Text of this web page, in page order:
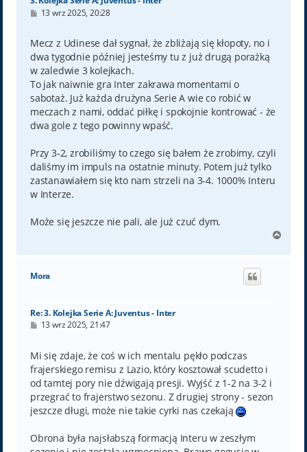
P
t
13 wrz 2025, 20:28
Mecz z Udinese dał sygnał, że zbliżają się kłopoty, no i
dwa tygodnie później jesteśmy tu z już drugą porażką
w zaledwie 3 kolejkach.
To jak naiwnie gra Inter zakrawa momentami o
sabotaż. Już każda drużyna Serie A wie co robić w
meczach z nami, oddać piłkę i spokojnie kontrować - że
dwa gole z tego powinny wpaść.
Przy 3-2, zrobiliśmy to czego się bałem że zrobimy, czyli
daliśmy im impuls na ostatnie minuty. Potem już tylko
zastanawiałem się kto nam strzeli na 3-4. 1000% Interu
w Interze.
Może się jeszcze nie pali, ale już czuć dym.
g
Mora
Re: 3. Kolejka Serie A: Juventus - Inter
P
t
13 wrz 2025, 21:47
Mi się zdaje, że coś w ich mentalu pękło podczas
frajerskiego remisu z Lazio, który kosztował scudetto i
od tamtej pory nie dźwigają presji. Wyjść z 1-2 na 3-2 i
przegrać to frajerstwo sezonu. Z drugiej strony - sezon
jeszcze długi, może nie takie cyrki nas czekają
Obrona była najsłabszą formacją Interu w zeszłym